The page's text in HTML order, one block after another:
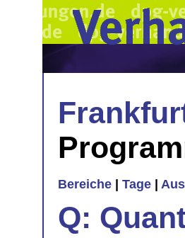
Bereiche Tage
Q: